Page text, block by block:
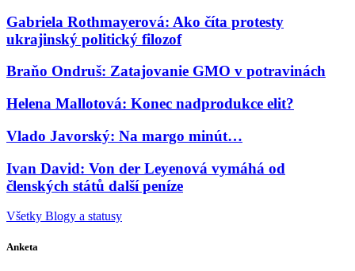
Gabriela Rothmayerová: Ako číta protesty
ukrajinský politický filozof
Braňo Ondruš: Zatajovanie GMO v potravinách
Helena Mallotová: Konec nadprodukce elit?
Vlado Javorský: Na margo minút…
Ivan David: Von der Leyenová vymáhá od
členských států další peníze
Všetky Blogy a statusy
Anketa